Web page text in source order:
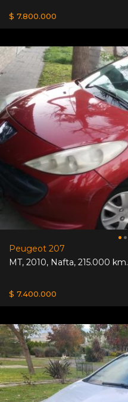
$ 7.800.000
Peugeot 207
MT, 2010, Nafta, 215.000 km.
$ 7.400.000